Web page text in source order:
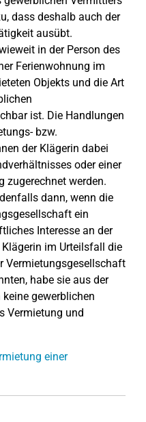
dass deshalb auch der
ausübt.
in der Person des
Ferienwohnung im
Objekts und die Art
ist. Die Handlungen
bzw.
der Klägerin dabei
oder einer
zugerechnet werden.
dann, wenn die
ein
Interesse an der
im Urteilsfall die
Vermietungsgesellschaft
habe sie aus der
gewerblichen
Vermietung und
einer